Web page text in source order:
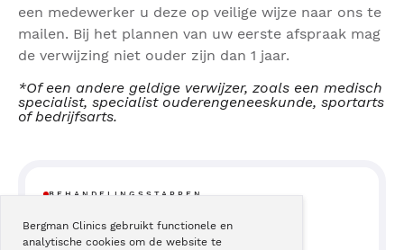
Bergman Clinics gebruikt functionele en
analytische cookies om de website te
een medewerker u deze op veilige wijze naar ons te
mailen. Bij het plannen van uw eerste afspraak mag
de verwijzing niet ouder zijn dan 1 jaar.
*Of een andere geldige verwijzer, zoals een medisch
specialist, specialist ouderengeneeskunde, sportarts
of bedrijfsarts.
BEHANDELINGSSTAPPEN